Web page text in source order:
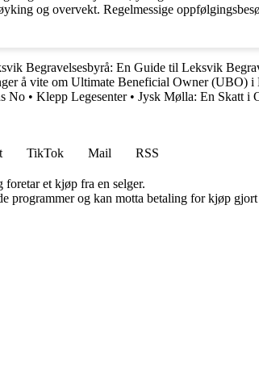
og overvekt. Regelmessige
Begravelsesbyrå: En Guide til Leksvik
å vite om Ultimate Beneficial Owner (UBO) i
No • Klepp Legesenter• Jysk Mølla: En Skatt i
TikTok Mail
RSS
et kjøp fra en selger.
programmer og kan motta betaling for kjøp